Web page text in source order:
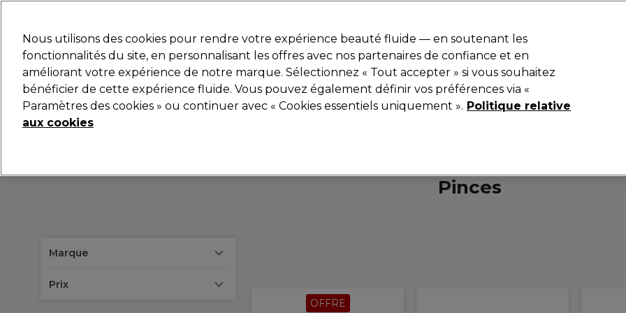
Rechercher
Marques Bons plans 🌟 Coiffure Electro et Matériel Beauté Equipement de salon Hommes
Livraison le lendemain*
Pinces
Marque
Prix
OFFRE
Nous utilisons des cookies pour rendre votre expérience beauté fluide — en soutenant les
fonctionnalités du site, en personnalisant les offres avec nos partenaires de confiance et en
améliorant votre expérience de notre marque. Sélectionnez « Tout accepter » si vous souhaitez
bénéficier de cette expérience fluide. Vous pouvez également définir vos préférences via «
Paramètres des cookies » ou continuer avec « Cookies essentiels uniquement ». Politique relative
aux cookies